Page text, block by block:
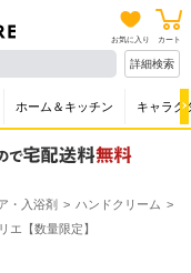
お気に入り カート
詳細検索
ホーム＆キッチン キャラク
・入浴剤
ハンドクリーム
エ【数量限定】